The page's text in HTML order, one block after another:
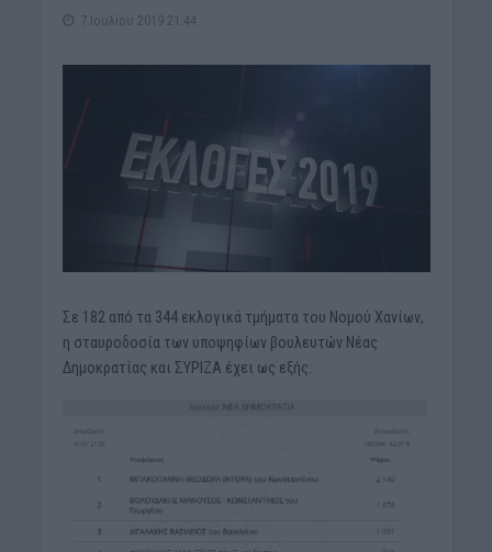
7 Ιουλίου 2019 21:44
Σε 182 από τα 344 εκλογικά τμήματα του Νομού Χανίων,
η σταυροδοσία των υποψηφίων βουλευτών Νέας
Δημοκρατίας και ΣΥΡΙΖΑ έχει ως εξής: